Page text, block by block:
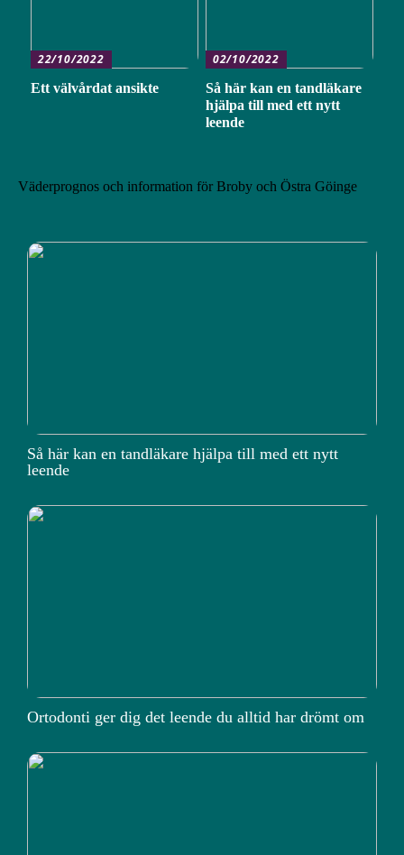
22/10/2022
Ett välvårdat ansikte
02/10/2022
Så här kan en tandläkare
hjälpa till med ett nytt
leende
Väderprognos och information för Broby och Östra Göinge
Så här kan en tandläkare hjälpa till med ett nytt
leende
Ortodonti ger dig det leende du alltid har drömt om